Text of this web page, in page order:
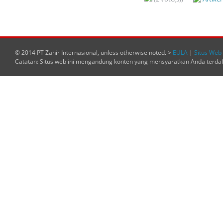
© 2014 PT Zahir Internasional, unless otherwise noted. > EULA | Situs
Catatan: Situs web ini mengandung konten yang mensyaratkan Anda